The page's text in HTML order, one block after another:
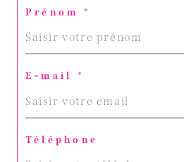
Prénom *
E-mail *
Téléphone